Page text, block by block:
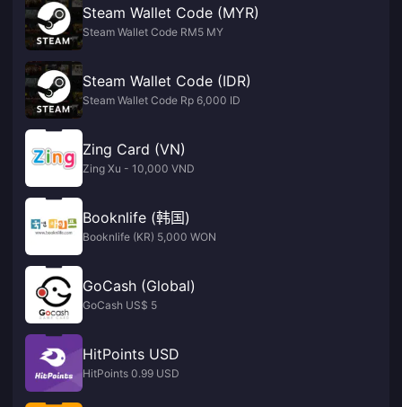
Steam Wallet Code (MYR)
Steam Wallet Code RM5 MY
Steam Wallet Code (IDR)
Steam Wallet Code Rp 6,000 ID
Zing Card (VN)
Zing Xu - 10,000 VND
Booknlife (韩国)
Booknlife (KR) 5,000 WON
GoCash (Global)
GoCash US$ 5
HitPoints USD
HitPoints 0.99 USD